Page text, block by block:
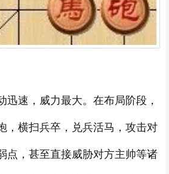
迅速，威力最大。在布局阶段，
，横扫兵卒，兑兵活马，攻击对
点，甚至直接威胁对方主帅等诸